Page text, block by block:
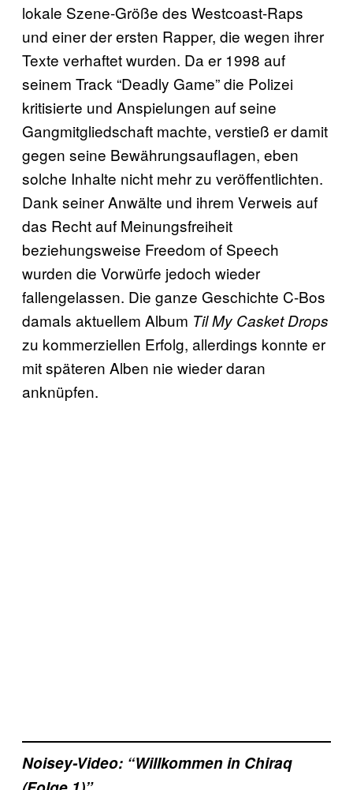
lokale Szene-Größe des Westcoast-Raps
und einer der ersten Rapper, die wegen ihrer
Texte verhaftet wurden. Da er 1998 auf
seinem Track “Deadly Game” die Polizei
kritisierte und Anspielungen auf seine
Gangmitgliedschaft machte, verstieß er damit
gegen seine Bewährungsauflagen, eben
solche Inhalte nicht mehr zu veröffentlichten.
Dank seiner Anwälte und ihrem Verweis auf
das Recht auf Meinungsfreiheit
beziehungsweise Freedom of Speech
wurden die Vorwürfe jedoch wieder
fallengelassen. Die ganze Geschichte C-Bos
damals aktuellem Album Til My Casket Drops
zu kommerziellen Erfolg, allerdings konnte er
mit späteren Alben nie wieder daran
anknüpfen.
Noisey-Video: “Willkommen in Chiraq